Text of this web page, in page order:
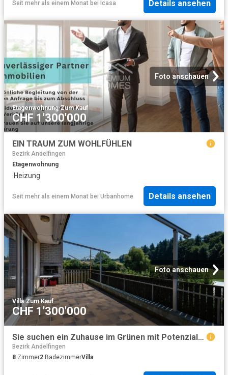
Seit mehr als einem Monat bei Icasa Details ansehen
Foto anschauen
Etagenwohnung·Zum Kauf
CHF 1'300'000
EIN TRAUM ZUM WOHLFÜHLEN
Bezirk Andelfingen
Etagenwohnung
·Heizung
Seit mehr als einem Monat bei Urbanhome Details ansehen
Foto anschauen
Villa·Zum Kauf
CHF 1'300'000
Sie suchen ein Zuhause im Grünen mit Potenzial, Ruhe und guter Erreichbarkeit?
Bezirk Andelfingen
8 Zimmer2 BadezimmerVilla